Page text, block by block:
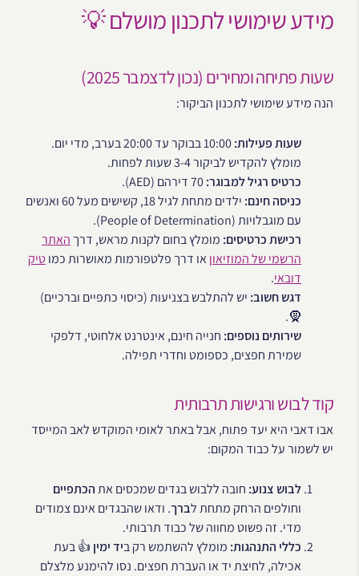
מידע שימושי לתכנון מושלם 💡
שעות פתיחה ומחירים (נכון לדצמבר 2025)
הנה מידע שימושי לתכנון הביקור:
שעות פעילות:
10:00 בבוקר עד 20:00 בערב, מדי יום.
מומלץ להקדיש לביקור 3-4 שעות לפחות.
כרטיס רגיל למבוגר:
כניסה חינם:
ילדים מתחת לגיל 18, קשישים מעל 60 ואנשים
עם מוגבלויות (People of Determination).
רכישת כרטיסים: מומלץ בחום לקנות מראש, דרךהאתר
הרשמי של המוזיאוןאו דרך פלטפורמות מאושרות כמוטיק
דובאי.
דגש חשוב: יש להתלבש בצניעות (כיסוי כתפיים וברכיים)
🧕.
שירותים נוספים: חנייה חינם, אינטרנט אלחוטי, דלפקי
שמירת חפצים, כספומט וחדרי תפילה.
קוד לבוש ורגישות תרבותית
אבו דאבי היא יעד פתוח, אבל באתר לאומי המוקדש לאב המייסד
יש לשמור על כבוד המקום:
לבוש צנוע: חובה ללבוש בגדים שמכסים אתהכתפיים
וחולפים הרחק מתחת לברך. ודאו שהבגדים אינם צמודים
מדי. זה פשוט מחווה של כבוד תרבותי.
כללי התנהגות: מומלץ להשתמש רק ביד ימין 👍 בעת
אכילה, לחיצת יד או העברת חפצים. נסו להימנע מלצלם